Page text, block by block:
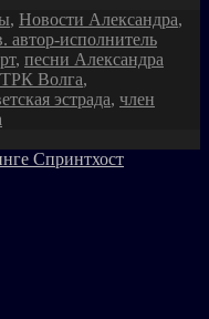
, Новости Александра,
автор-исполнитель
, песни Александра
Волга,
эстрада, член
Спринтхост